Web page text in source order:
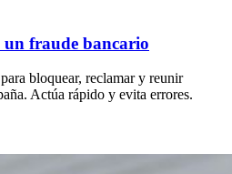
un fraude bancario
bloquear, reclamar y reunir
Actúa rápido y evita errores.